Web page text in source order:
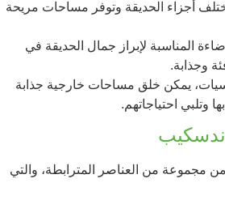
أجزاء الحديقة وتوفر مساحات مريحة
المناسبة لإبراز جمال الحديقة في
وجذابة.
يمكن خلق مساحات خارجية جذابة
وتلبي احتياجاتهم.
مجموعة من العناصر المترابطة، والتي